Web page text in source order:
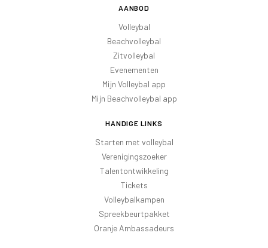
AANBOD
Volleybal
Beachvolleybal
Zitvolleybal
Evenementen
Mijn Volleybal app
Mijn Beachvolleybal app
HANDIGE LINKS
Starten met volleybal
Verenigingszoeker
Talentontwikkeling
Tickets
Volleybalkampen
Spreekbeurtpakket
Oranje Ambassadeurs